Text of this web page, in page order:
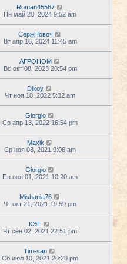
Roman45567
Пн май 20, 2024 9:52 am
СержНовоч
Вт апр 16, 2024 11:45 am
АГРОНОМ
Вс окт 08, 2023 20:54 pm
Dikoy
Чт ноя 10, 2022 5:32 am
Giorgio
Ср апр 13, 2022 16:54 pm
Maxik
Ср ноя 03, 2021 9:06 am
Giorgio
Пн ноя 01, 2021 10:20 am
Mishania76
Чт окт 21, 2021 19:59 pm
КЭП
Чт сен 02, 2021 22:51 pm
Tim-san
Сб июл 10, 2021 20:20 pm